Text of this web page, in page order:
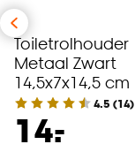
Toiletrolhouder
Metaal Zwart
14,5x7x14,5 cm
4.5 (14)
14.
-